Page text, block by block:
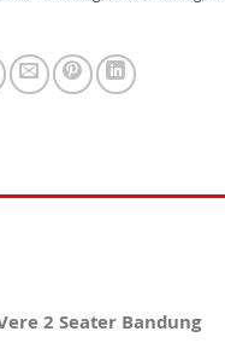
2 Seater Bandung